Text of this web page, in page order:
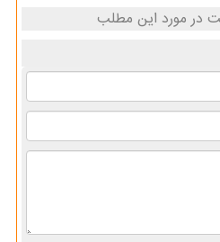
در مورد این مطلب